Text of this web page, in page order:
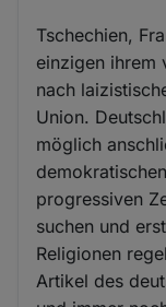
Tschechien,
einzigen ihrem
nach
Union.
möglich
progressiven
suchen und
Religionen
Artikel des